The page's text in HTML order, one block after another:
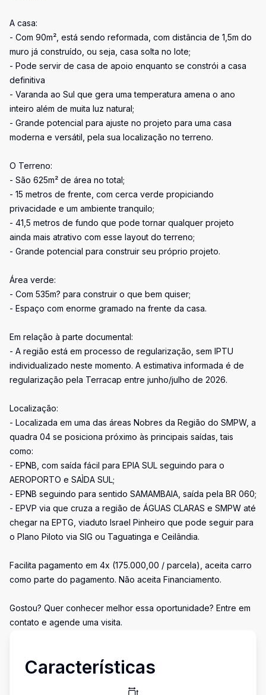
A casa:
- Com 90m², está sendo reformada, com distância de 1,5m do
muro já construído, ou seja, casa solta no lote;
- Pode servir de casa de apoio enquanto se constrói a casa
definitiva
- Varanda ao Sul que gera uma temperatura amena o ano
inteiro além de muita luz natural;
- Grande potencial para ajuste no projeto para uma casa
moderna e versátil, pela sua localização no terreno.
O Terreno:
- São 625m² de área no total;
- 15 metros de frente, com cerca verde propiciando
privacidade e um ambiente tranquilo;
- 41,5 metros de fundo que pode tornar qualquer projeto
ainda mais atrativo com esse layout do terreno;
- Grande potencial para construir seu próprio projeto.
Área verde:
- Com 535m? para construir o que bem quiser;
- Espaço com enorme gramado na frente da casa.
Em relação à parte documental:
- A região está em processo de regularização, sem IPTU
individualizado neste momento. A estimativa informada é de
regularização pela Terracap entre junho/julho de 2026.
Localização:
- Localizada em uma das áreas Nobres da Região do SMPW, a
quadra 04 se posiciona próximo às principais saídas, tais
como:
- EPNB, com saída fácil para EPIA SUL seguindo para o
AEROPORTO e SAÌDA SUL;
- EPNB seguindo para sentido SAMAMBAIA, saída pela BR 060;
- EPVP via que cruza a região de ÁGUAS CLARAS e SMPW até
chegar na EPTG, viaduto Israel Pinheiro que pode seguir para
o Plano Piloto via SIG ou Taguatinga e Ceilândia.
Facilita pagamento em 4x (175.000,00 / parcela), aceita carro
como parte do pagamento. Não aceita Financiamento.
Gostou? Quer conhecer melhor essa oportunidade? Entre em
contato e agende uma visita.
Características